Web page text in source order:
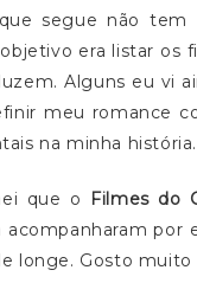
que segue não
era listar os
Alguns eu vi
meu romance
na minha história.
que o Filmes do
por
longe. Gosto muito